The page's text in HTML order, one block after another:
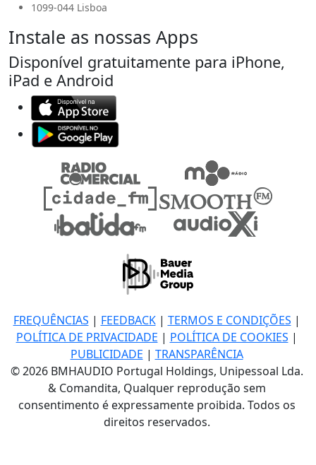
1099-044 Lisboa
Instale as nossas Apps
Disponível gratuitamente para iPhone,
iPad e Android
FREQUÊNCIAS | FEEDBACK| TERMOS E CONDIÇÕES |
POLÍTICA DE PRIVACIDADE | POLÍTICA DE COOKIES |
PUBLICIDADE | TRANSPARÊNCIA
© 2026 BMHAUDIO Portugal Holdings, Unipessoal Lda.
& Comandita, Qualquer reprodução sem
consentimento é expressamente proibida. Todos os
direitos reservados.